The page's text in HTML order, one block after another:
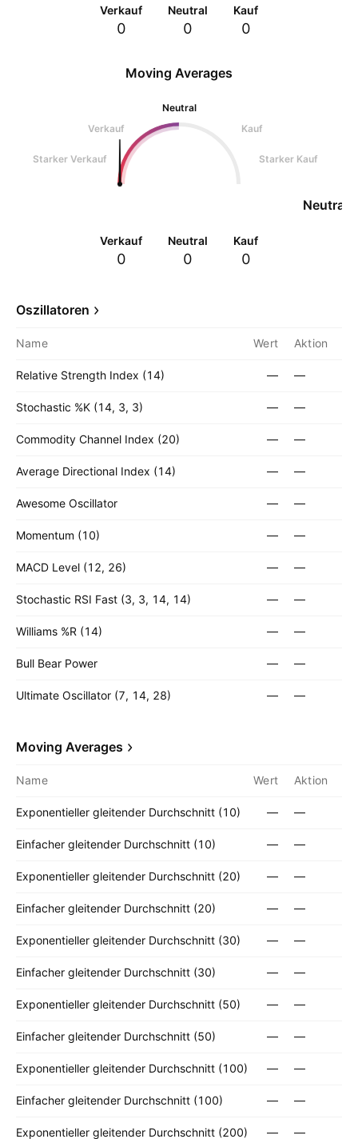
Verkauf
0
Neutral
0
Kauf
0
Moving Averages
Neutral
Verkauf
Kauf
Starker Verkauf Starker Kauf
Neutral
Verkauf
0
Neutral
0
Kauf
0
Oszillatoren
Name Wert Aktion
Relative Strength Index (14) — —
Stochastic %K (14, 3, 3) — —
Commodity Channel Index (20) — —
Average Directional Index (14) — —
Awesome Oscillator — —
Momentum (10) — —
MACD Level (12, 26) — —
Stochastic RSI Fast (3, 3, 14, 14) — —
Williams %R (14) — —
Bull Bear Power — —
Ultimate Oscillator (7, 14, 28) — —
Moving Averages
Name Wert Aktion
Exponentieller gleitender Durchschnitt (10) — —
Einfacher gleitender Durchschnitt (10) — —
Exponentieller gleitender Durchschnitt (20) — —
Einfacher gleitender Durchschnitt (20) — —
Exponentieller gleitender Durchschnitt (30) — —
Einfacher gleitender Durchschnitt (30) — —
Exponentieller gleitender Durchschnitt (50) — —
Einfacher gleitender Durchschnitt (50) — —
Exponentieller gleitender Durchschnitt (100) — —
Einfacher gleitender Durchschnitt (100) — —
Exponentieller gleitender Durchschnitt (200) — —